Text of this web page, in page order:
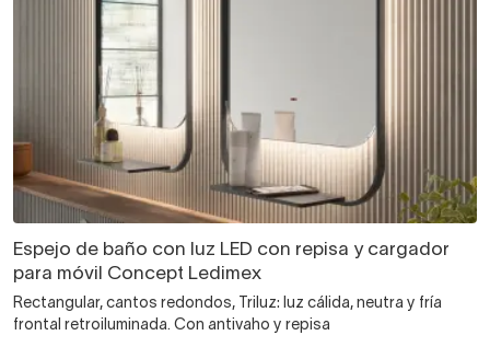
Espejo de baño con luz LED con repisa y cargador
para móvil Concept Ledimex
Rectangular, cantos redondos, Triluz: luz cálida, neutra y fría
frontal retroiluminada. Con antivaho y repisa